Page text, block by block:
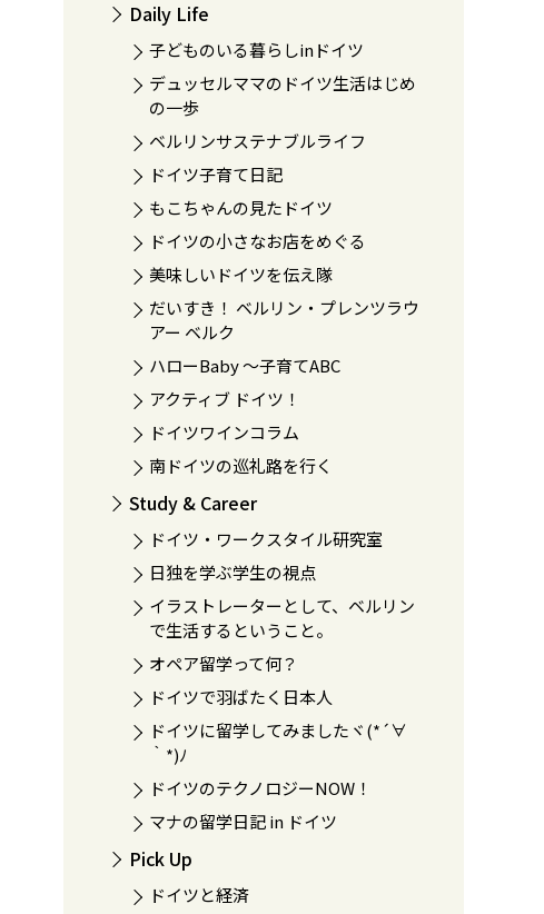
Daily Life
子どものいる暮らしinドイツ
デュッセルママのドイツ生活はじめ
の一歩
ベルリンサステナブルライフ
ドイツ子育て日記
もこちゃんの見たドイツ
ドイツの小さなお店をめぐる
美味しいドイツを伝え隊
だいすき！ ベルリン・プレンツラウ
アー ベルク
ハローBaby 〜子育てABC
アクティブ ドイツ！
ドイツワインコラム
南ドイツの巡礼路を行く
Study & Career
ドイツ・ワークスタイル研究室
日独を学ぶ学生の視点
イラストレーターとして、ベルリン
で生活するということ。
オペア留学って何？
ドイツで羽ばたく日本人
ドイツに留学してみましたヾ(*´∀
｀*)ﾉ
ドイツのテクノロジーNOW！
マナの留学日記 in ドイツ
Pick Up
ドイツと経済